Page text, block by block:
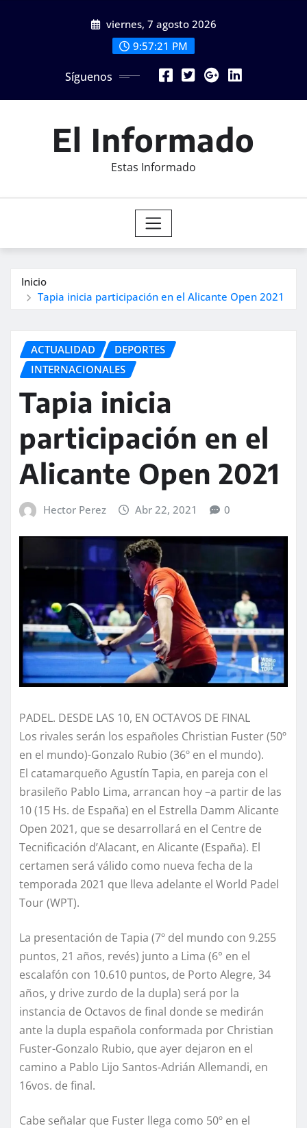
viernes, 7 agosto 2026
9:57:23 PM
Síguenos
El Informado
Estas Informado
Inicio
Tapia inicia participación en el Alicante Open 2021
ACTUALIDAD
DEPORTES
INTERNACIONALES
Tapia inicia
participación en el
Alicante Open 2021
Hector Perez Abr 22, 2021 0
PADEL. DESDE LAS 10, EN OCTAVOS DE FINAL
Los rivales serán los españoles Christian Fuster (50º
en el mundo)-Gonzalo Rubio (36º en el mundo).
El catamarqueño Agustín Tapia, en pareja con el
brasileño Pablo Lima, arrancan hoy –a partir de las
10 (15 Hs. de España) en el Estrella Damm Alicante
Open 2021, que se desarrollará en el Centre de
Tecnificación d’Alacant, en Alicante (España). El
certamen será válido como nueva fecha de la
temporada 2021 que lleva adelante el World Padel
Tour (WPT).
La presentación de Tapia (7º del mundo con 9.255
puntos, 21 años, revés) junto a Lima (6° en el
escalafón con 10.610 puntos, de Porto Alegre, 34
años, y drive zurdo de la dupla) será por la
instancia de Octavos de final donde se medirán
ante la dupla española conformada por Christian
Fuster-Gonzalo Rubio, que ayer dejaron en el
camino a Pablo Lijo Santos-Adrián Allemandi, en
16vos. de final.
Cabe señalar que Fuster llega como 50º en el